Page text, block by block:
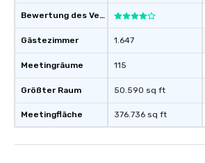
Bewertung des Veranstaltungsortes
Gästezimmer
Meetingräume
Größter Raum
Meetingfläche
1.647
115
50.590 sq ft
376.736 sq ft